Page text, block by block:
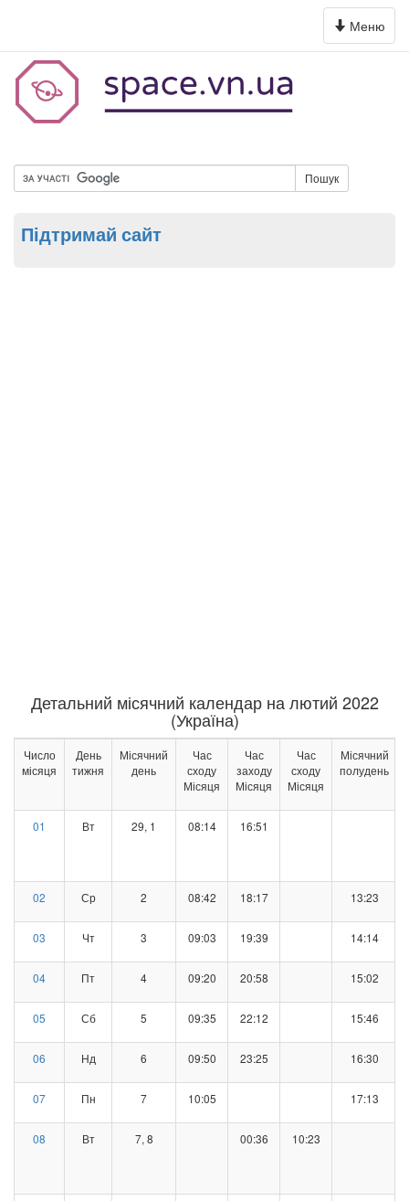
Toggle
navigation
Меню
Пошук
Підтримай сайт
Детальний місячний календар на лютий 2022
(Україна)
Число
місяця
День
тижня
Місячний
день
Час
сходу
Місяця
Час
заходу
Місяця
Час
сходу
Місяця
Місячний
полудень
01 Вт 29, 1 08:14 16:51
02 Ср 2 08:42 18:17 13:23
03 Чт 3 09:03 19:39 14:14
04 Пт 4 09:20 20:58 15:02
05 Сб 5 09:35 22:12 15:46
06 Нд 6 09:50 23:25 16:30
07 Пн 7 10:05 17:13
08 Вт 7, 8 00:36 10:23